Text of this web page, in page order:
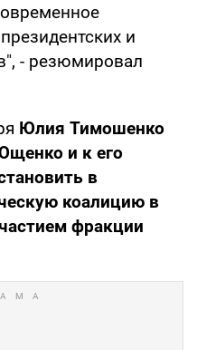
и
- резюмировал
Юлия Тимошенко
и к его
в
коалицию в
фракции